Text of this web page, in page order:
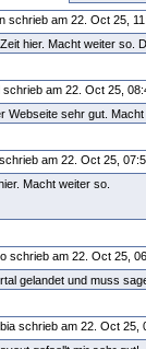
schrieb am 22. Oct 25,
hier. Macht weiter so.
schrieb am 22. Oct 25,
Webseite sehr gut. Macht
schrieb am 22. Oct 25,
Macht weiter so.
schrieb am 22. Oct 25,
gelandet und muss
schrieb am 22. Oct 25,